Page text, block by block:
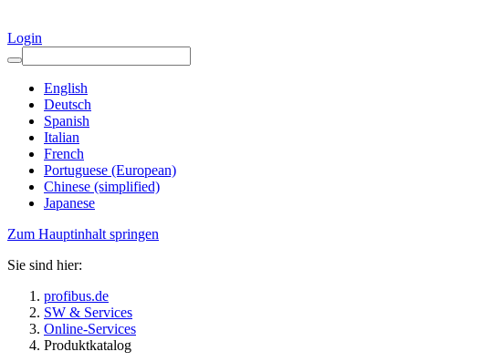
Login
English
Deutsch
Spanish
Italian
French
Portuguese (European)
Chinese (simplified)
Japanese
Zum Hauptinhalt springen
Sie sind hier:
profibus.de
SW & Services
Online-Services
Produktkatalog